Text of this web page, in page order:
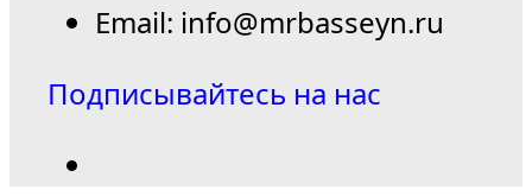
Email: info@mrbasseyn.ru
Подписывайтесь на нас